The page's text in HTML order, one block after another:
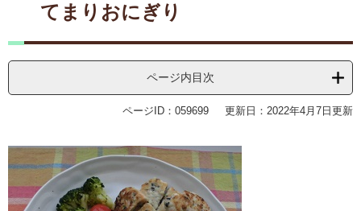
へ
てまりおにぎり
ページ内目次
ページID：059699 更新日：2022年4月7日更新